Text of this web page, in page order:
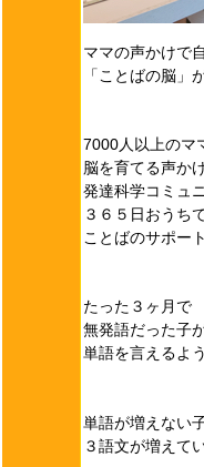
ママの声かけで
「ことばの脳」
7000人以上のマ
脳を育てる声か
発達科学コミュ
３６５日おうち
ことばのサポー
たった３ヶ月で
無発語だった子
単語を言えるよ
単語が増えない
３語文が増えて